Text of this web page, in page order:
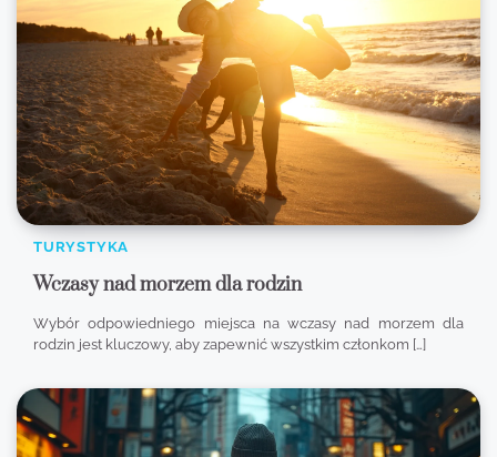
TURYSTYKA
Wczasy nad morzem dla rodzin
Wybór odpowiedniego miejsca na wczasy nad morzem dla
rodzin jest kluczowy, aby zapewnić wszystkim członkom […]